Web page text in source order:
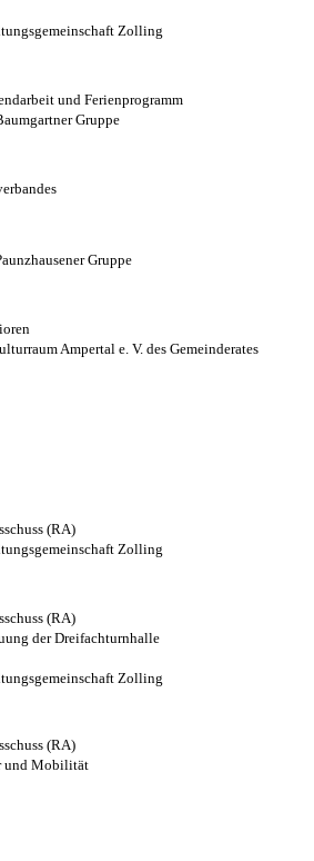
Zolling
und Ferienprogramm
Gruppe
Gruppe
Ampertal e. V. des Gemeinderates
(RA)
Zolling
(RA)
der Dreifachturnhalle
Zolling
(RA)
und Mobilität